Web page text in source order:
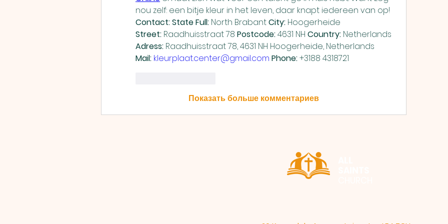
nou zelf: een bitje kleur in het leven, daar knapt iedereen van op!
Contact: State Full: North Brabant City:
Street: Raadhuisstraat 78 Postcode: 4631 NH Country:
Adress:
Mail: kleurplaat.center@gmail.com Phone: +3188 4318721
Показать больше комментариев